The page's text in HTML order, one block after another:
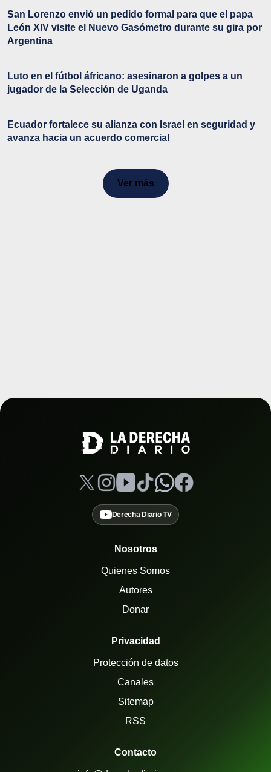
San Lorenzo envió un pedido formal para que el papa
León XIV visite el Nuevo Gasómetro durante su gira por
Argentina
Luto en el fútbol áfricano: asesinaron a golpes a un
jugador de la Selección de Uganda
Ecuador fortalece su alianza con Israel en seguridad y
avanza hacia un acuerdo comercial
Ver más
Derecha Diario TV
Nosotros
Quienes Somos
Autores
Donar
Privacidad
Protección de datos
Canales
Sitemap
RSS
Contacto